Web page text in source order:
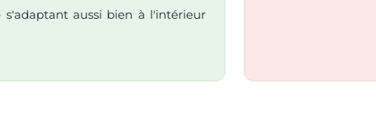
aussi bien à l'intérieur